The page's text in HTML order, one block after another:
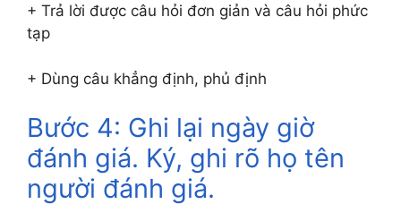
+ Trả lời được câu hỏi đơn giản và câu hỏi phức
tạp
+ Dùng câu khẳng định, phủ định
Bước 4: Ghi lại ngày giờ
đánh giá. Ký, ghi rõ họ tên
người đánh giá.